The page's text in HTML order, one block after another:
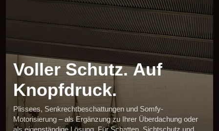
Voller Schutz. Auf
Knopfdruck.
Plissees, Senkrechtbeschattungen und Somfy-
Motorisierung – als Ergänzung zu Ihrer Überdachung oder
als eigenständige Lösung. Für Schatten, Sichtschutz und